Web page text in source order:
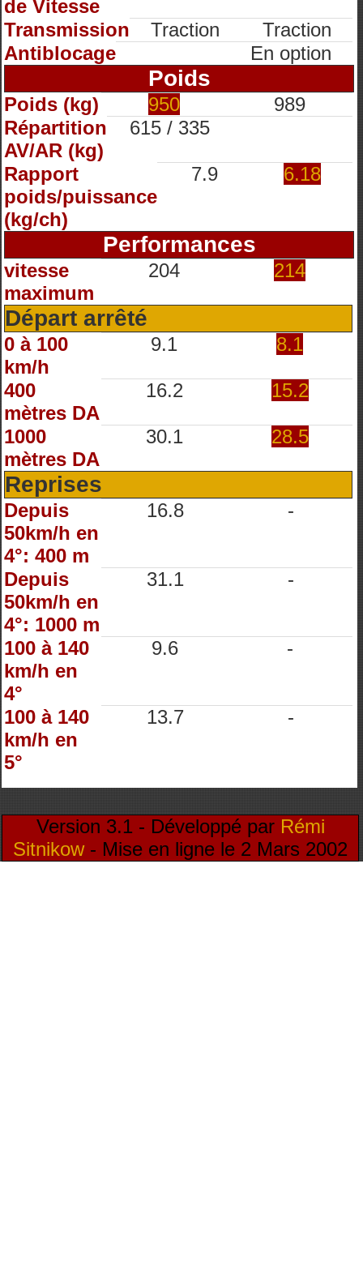
de Vitesse
Transmission
Traction
Traction
Antiblocage
En option
Poids
Poids (kg) 950
989
Répartition
AV/AR (kg)
615 / 335
Rapport
poids/puissance
(kg/ch)
7.9 6.18
Performances
vitesse
maximum
204 214
Départ arrêté
0 à 100
km/h
9.1 8.1
400
mètres DA
16.2 15.2
1000
mètres DA
30.1 28.5
Reprises
Depuis
50km/h en
4°: 400 m
16.8 -
Depuis
50km/h en
4°: 1000 m
31.1 -
100 à 140
km/h en
4°
9.6 -
100 à 140
km/h en
5°
13.7 -
Version 3.1 - Développé par Rémi
Sitnikow- Mise en ligne le 2 Mars 2002